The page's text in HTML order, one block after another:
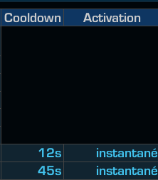
Cooldown Activation
12s instantané
45s instantané